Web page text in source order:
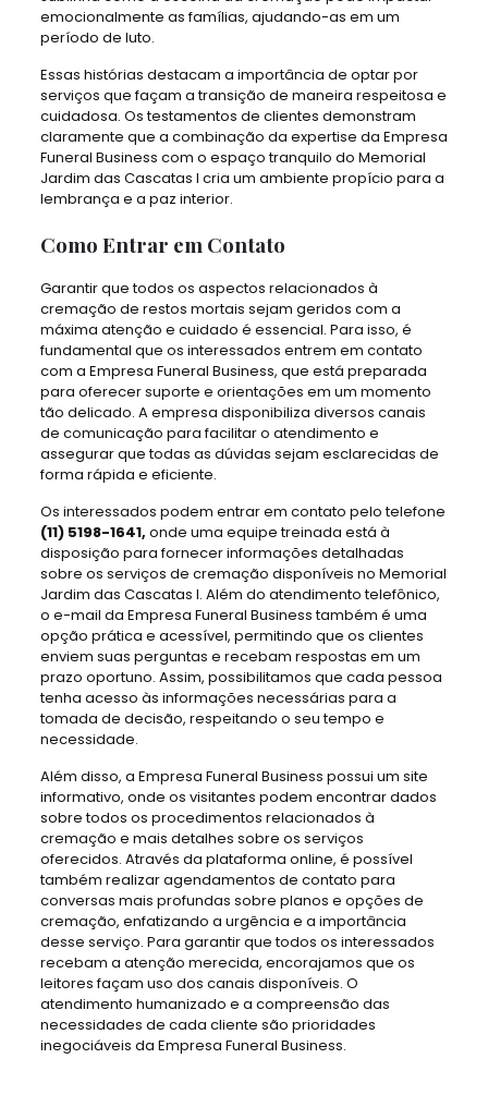
emocionalmente as famílias, ajudando-as em um
período de luto.
Essas histórias destacam a importância de optar por
serviços que façam a transição de maneira respeitosa e
cuidadosa. Os testamentos de clientes demonstram
claramente que a combinação da expertise da Empresa
Funeral Business com o espaço tranquilo do Memorial
Jardim das Cascatas I cria um ambiente propício para a
lembrança e a paz interior.
Como Entrar em Contato
Garantir que todos os aspectos relacionados à
cremação de restos mortais sejam geridos com a
máxima atenção e cuidado é essencial. Para isso, é
fundamental que os interessados entrem em contato
com a Empresa Funeral Business, que está preparada
para oferecer suporte e orientações em um momento
tão delicado. A empresa disponibiliza diversos canais
de comunicação para facilitar o atendimento e
assegurar que todas as dúvidas sejam esclarecidas de
forma rápida e eficiente.
Os interessados podem entrar em contato pelo telefone
(11) 5198-1641, onde uma equipe treinada está à
disposição para fornecer informações detalhadas
sobre os serviços de cremação disponíveis no Memorial
Jardim das Cascatas I. Além do atendimento telefônico,
o e-mail da Empresa Funeral Business também é uma
opção prática e acessível, permitindo que os clientes
enviem suas perguntas e recebam respostas em um
prazo oportuno. Assim, possibilitamos que cada pessoa
tenha acesso às informações necessárias para a
tomada de decisão, respeitando o seu tempo e
necessidade.
Além disso, a Empresa Funeral Business possui um site
informativo, onde os visitantes podem encontrar dados
sobre todos os procedimentos relacionados à
cremação e mais detalhes sobre os serviços
oferecidos. Através da plataforma online, é possível
também realizar agendamentos de contato para
conversas mais profundas sobre planos e opções de
cremação, enfatizando a urgência e a importância
desse serviço. Para garantir que todos os interessados
recebam a atenção merecida, encorajamos que os
leitores façam uso dos canais disponíveis. O
atendimento humanizado e a compreensão das
necessidades de cada cliente são prioridades
inegociáveis da Empresa Funeral Business.